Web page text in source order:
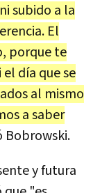
subido a la
El
porque te
día que se
al mismo
a saber
Bobrowski.
y futura